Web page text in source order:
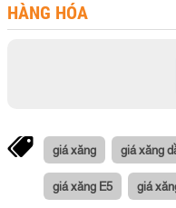
HÀNG HÓA
giá xăng giá xăng
giá xăng E5 giá